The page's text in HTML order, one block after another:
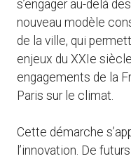
s’engager au-delà
nouveau modèle
de la ville, qui
enjeux du XXIe
engagements de la
Paris sur le climat.
Cette démarche
l’innovation. De